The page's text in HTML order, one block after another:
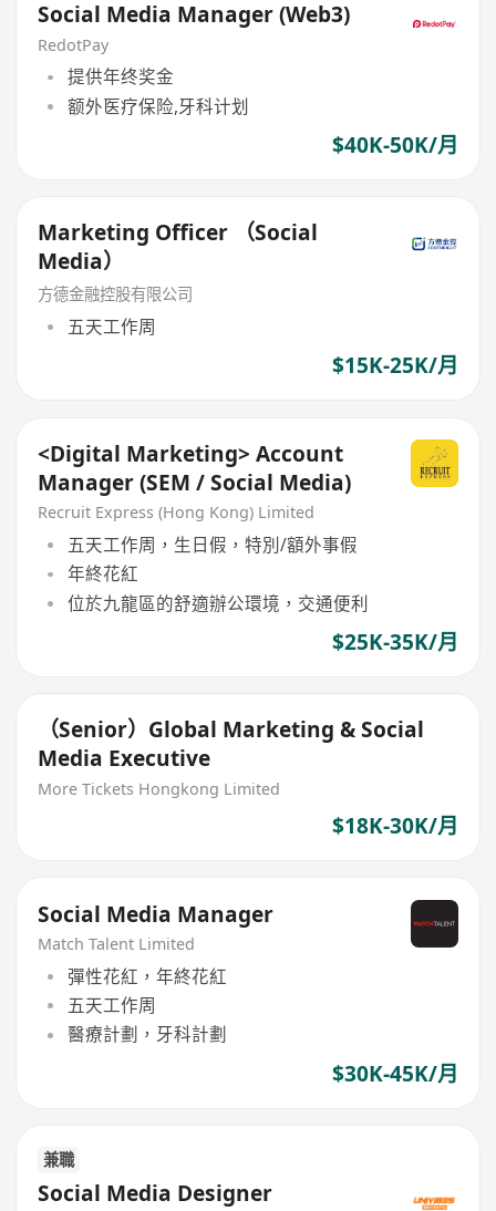
Social Media Manager (Web3)
RedotPay
提供年终奖金
额外医疗保险,牙科计划
$40K-50K/月
Marketing Officer （Social
Media）
方德金融控股有限公司
五天工作周
$15K-25K/月
<Digital Marketing> Account
Manager (SEM / Social Media)
Recruit Express (Hong Kong) Limited
五天工作周，生日假，特別/額外事假
年終花紅
位於九龍區的舒適辦公環境，交通便利
$25K-35K/月
（Senior）Global Marketing & Social
Media Executive
More Tickets Hongkong Limited
$18K-30K/月
Social Media Manager
Match Talent Limited
彈性花紅，年終花紅
五天工作周
醫療計劃，牙科計劃
$30K-45K/月
兼職
Social Media Designer